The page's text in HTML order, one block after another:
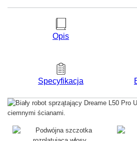
Opis
Specyfikacja